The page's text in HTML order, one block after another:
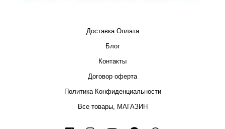
Доставка Оплата
Блог
Контакты
Договор оферта
Политика Конфиденциальности
Все товары, МАГАЗИН